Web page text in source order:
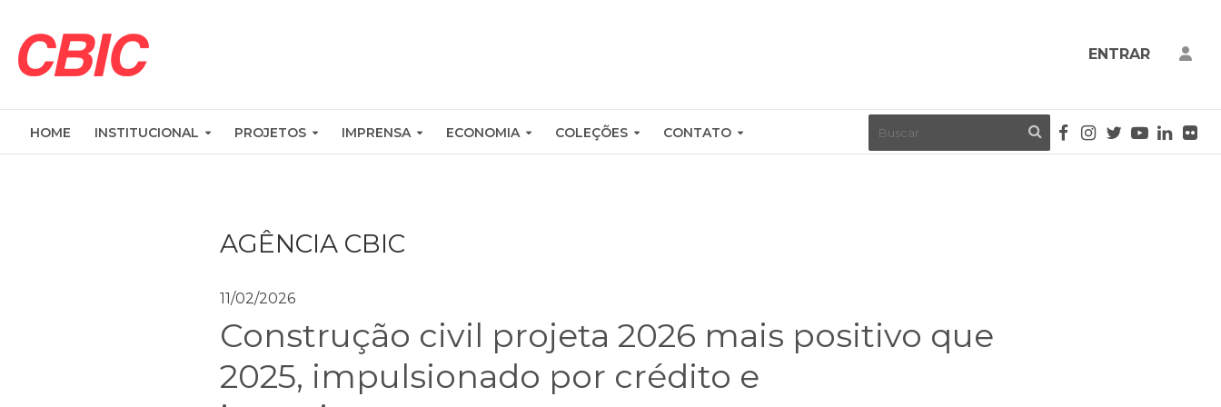
ENTRAR
HOME INSTITUCIONAL PROJETOS IMPRENSA ECONOMIA COLEÇÕES CONTATO
AGÊNCIA CBIC
11/02/2026
Construção civil projeta 2026 mais positivo que
2025, impulsionado por crédito e